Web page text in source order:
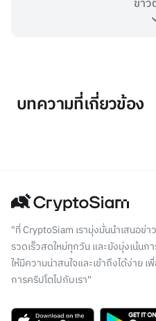
ข่าว
บทความที่เกี่ยวข้อง
"ที่ CryptoSiam เรามุ่งมั่นนำเสนอข่
รวดเร็วสดใหม่ทุกวัน และยังมุ่งเน้นก
ให้มีความน่าสนใจและเข้าถึงได้ง่าย
การคริปโตไปกับเรา"